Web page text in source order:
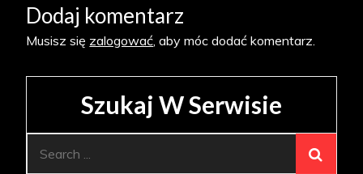
Dodaj komentarz
Musisz się zalogować, aby móc dodać komentarz.
Szukaj W Serwisie